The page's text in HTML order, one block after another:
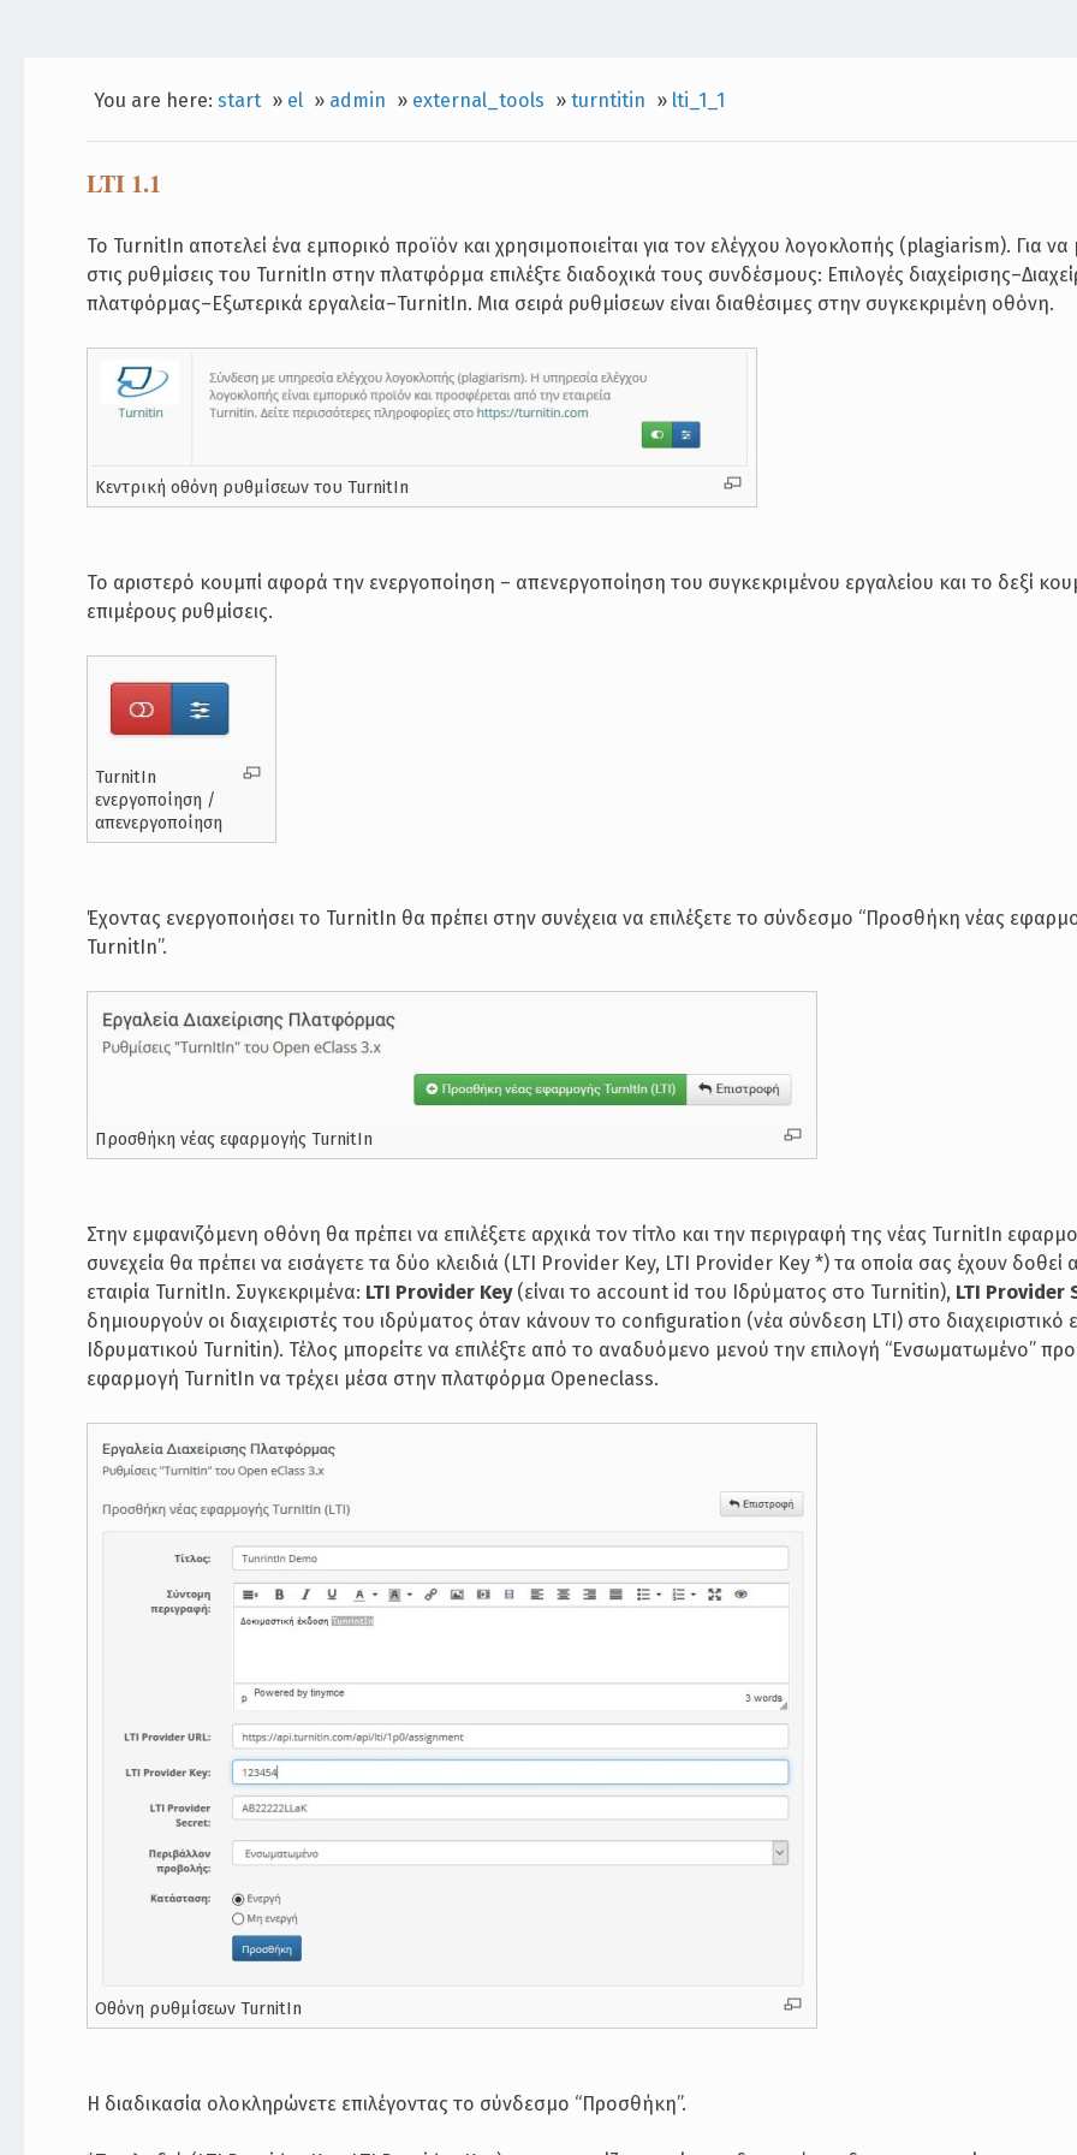
You are here: start » el » admin » external_tools » turntitin » lti_1_1
LTI 1.1
To TurnitIn αποτελεί ένα εμπορικό προϊόν και χρησιμοποιείται για τον ελέγχου λογοκλοπής (plagiarism). Για να
στις ρυθμίσεις του TurnitIn στην πλατφόρμα επιλέξτε διαδοχικά τους συνδέσμους: Επιλογές
πλατφόρμας–Εξωτερικά εργαλεία–TurnitIn. Μια σειρά ρυθμίσεων είναι διαθέσιμες στην συγκεκριμένη οθόνη.
Κεντρική οθόνη ρυθμίσεων του TurnitIn
Το αριστερό κουμπί αφορά την ενεργοποίηση – απενεργοποίηση του συγκεκριμένου εργαλείου και το δεξί
επιμέρους ρυθμίσεις.
TurnitIn
ενεργοποίηση /
απενεργοποίηση
Έχοντας ενεργοποιήσει το TurnitIn θα πρέπει στην συνέχεια να επιλέξετε το σύνδεσμο “Προσθήκη νέας
TurnitIn”.
Προσθήκη νέας εφαρμογής TurnitIn
Στην εμφανιζόμενη οθόνη θα πρέπει να επιλέξετε αρχικά τον τίτλο και την περιγραφή της νέας TurnitIn
συνεχεία θα πρέπει να εισάγετε τα δύο κλειδιά (LTI Provider Key, LTI Provider Key *) τα οποία σας έχουν δοθεί
εταιρία TurnitIn. Συγκεκριμένα: LTI Provider Key(είναι το account id του Ιδρύματος στο Turnitin), LTI Provider
δημιουργούν οι διαχειριστές του ιδρύματος όταν κάνουν το configuration (νέα σύνδεση LTI) στο διαχειριστικό
Ιδρυματικού Turnitin). Τέλος μπορείτε να επιλέξτε από το αναδυόμενο μενού την επιλογή “Ενσωματωμένο”
εφαρμογή TurnitIn να τρέχει μέσα στην πλατφόρμα Openeclass.
Οθόνη ρυθμίσεων TurnitIn
Η διαδικασία ολοκληρώνετε επιλέγοντας το σύνδεσμο “Προσθήκη”.